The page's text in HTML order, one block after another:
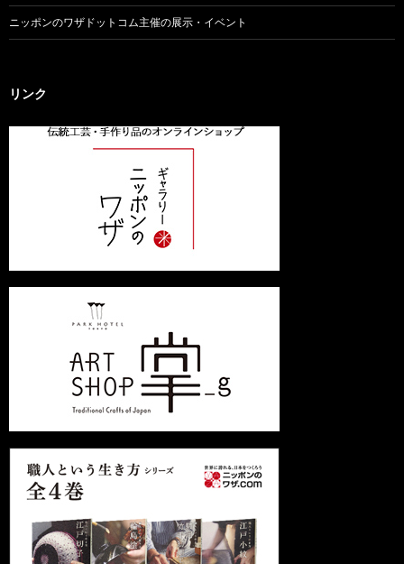
ニッポンのワザドットコム主催の展示・イベント
リンク